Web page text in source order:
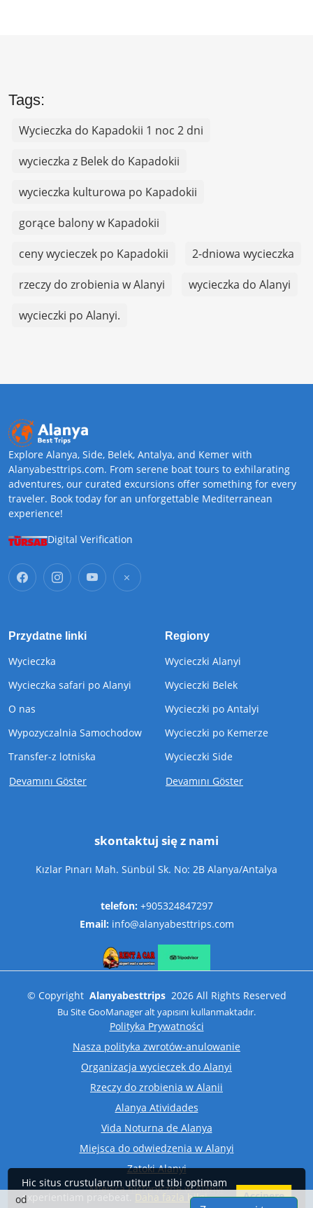
Tags:
Wycieczka do Kapadokii 1 noc 2 dni
wycieczka z Belek do Kapadokii
wycieczka kulturowa po Kapadokii
gorące balony w Kapadokii
ceny wycieczek po Kapadokii
2-dniowa wycieczka
rzeczy do zrobienia w Alanyi
wycieczka do Alanyi
wycieczki po Alanyi.
od
Explore Alanya, Side, Belek, Antalya, and Kemer with
Alanyabesttrips.com. From serene boat tours to exhilarating
adventures, our curated excursions offer something for every
traveler. Book today for an unforgettable Mediterranean
experience!
Digital Verification
Przydatne linki
Wycieczka
Wycieczka safari po Alanyi
O nas
Wypozyczalnia Samochodow
Transfer-z lotniska
Devamını Göster
Regiony
Wycieczki Alanyi
Wycieczki Belek
Wycieczki po Antalyi
Wycieczki po Kemerze
Wycieczki Side
Devamını Göster
skontaktuj się z nami
Kızlar Pınarı Mah. Sünbül Sk. No: 2B Alanya/Antalya
telefon: +905324847297
Email: info@alanyabesttrips.com
© Copyright Alanyabesttrips 2026 All Rights Reserved
Bu SiteGooManageralt yapısını kullanmaktadır.
Polityka Prywatności
Nasza polityka zwrotów-anulowanie
Organizacja wycieczek do Alanyi
Rzeczy do zrobienia w Alanii
Alanya Atividades
Vida Noturna de Alanya
Miejsca do odwiedzenia w Alanyi
Zatoki Alanyi
Miejsca historyczne w Alanyi
Hic situs crustularum utitur ut tibi optimam
experientiam praebeat. Daha fazla bilgi Accipere